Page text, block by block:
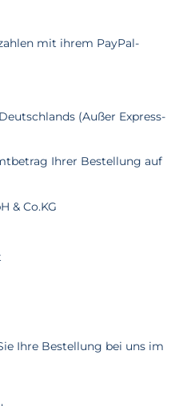
mit ihrem PayPal-
(Außer Express-
Ihrer Bestellung auf
& Co.KG
Ihre Bestellung bei uns im